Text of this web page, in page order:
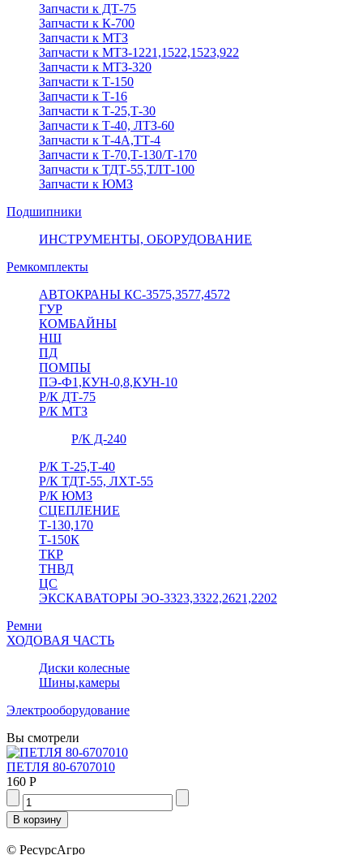
Запчасти к ДТ-75
Запчасти к К-700
Запчасти к МТЗ
Запчасти к МТЗ-1221,1522,1523,922
Запчасти к МТЗ-320
Запчасти к Т-150
Запчасти к Т-16
Запчасти к Т-25,Т-30
Запчасти к Т-40, ЛТЗ-60
Запчасти к Т-4А,ТТ-4
Запчасти к Т-70,Т-130/Т-170
Запчасти к ТДТ-55,ТЛТ-100
Запчасти к ЮМЗ
Подшипники
ИНСТРУМЕНТЫ, ОБОРУДОВАНИЕ
Ремкомплекты
АВТОКРАНЫ КС-3575,3577,4572
ГУР
КОМБАЙНЫ
НШ
ПД
ПОМПЫ
ПЭ-Ф1,КУН-0,8,КУН-10
Р/К ДТ-75
Р/К МТЗ
Р/К Д-240
Р/К Т-25,Т-40
Р/К ТДТ-55, ЛХТ-55
Р/К ЮМЗ
СЦЕПЛЕНИЕ
Т-130,170
Т-150К
ТКР
ТНВД
ЦС
ЭКСКАВАТОРЫ ЭО-3323,3322,2621,2202
Ремни
ХОДОВАЯ ЧАСТЬ
Диски колесные
Шины,камеры
Электрооборудование
Вы смотрели
ПЕТЛЯ 80-6707010
160 Р
© РесурсАгро